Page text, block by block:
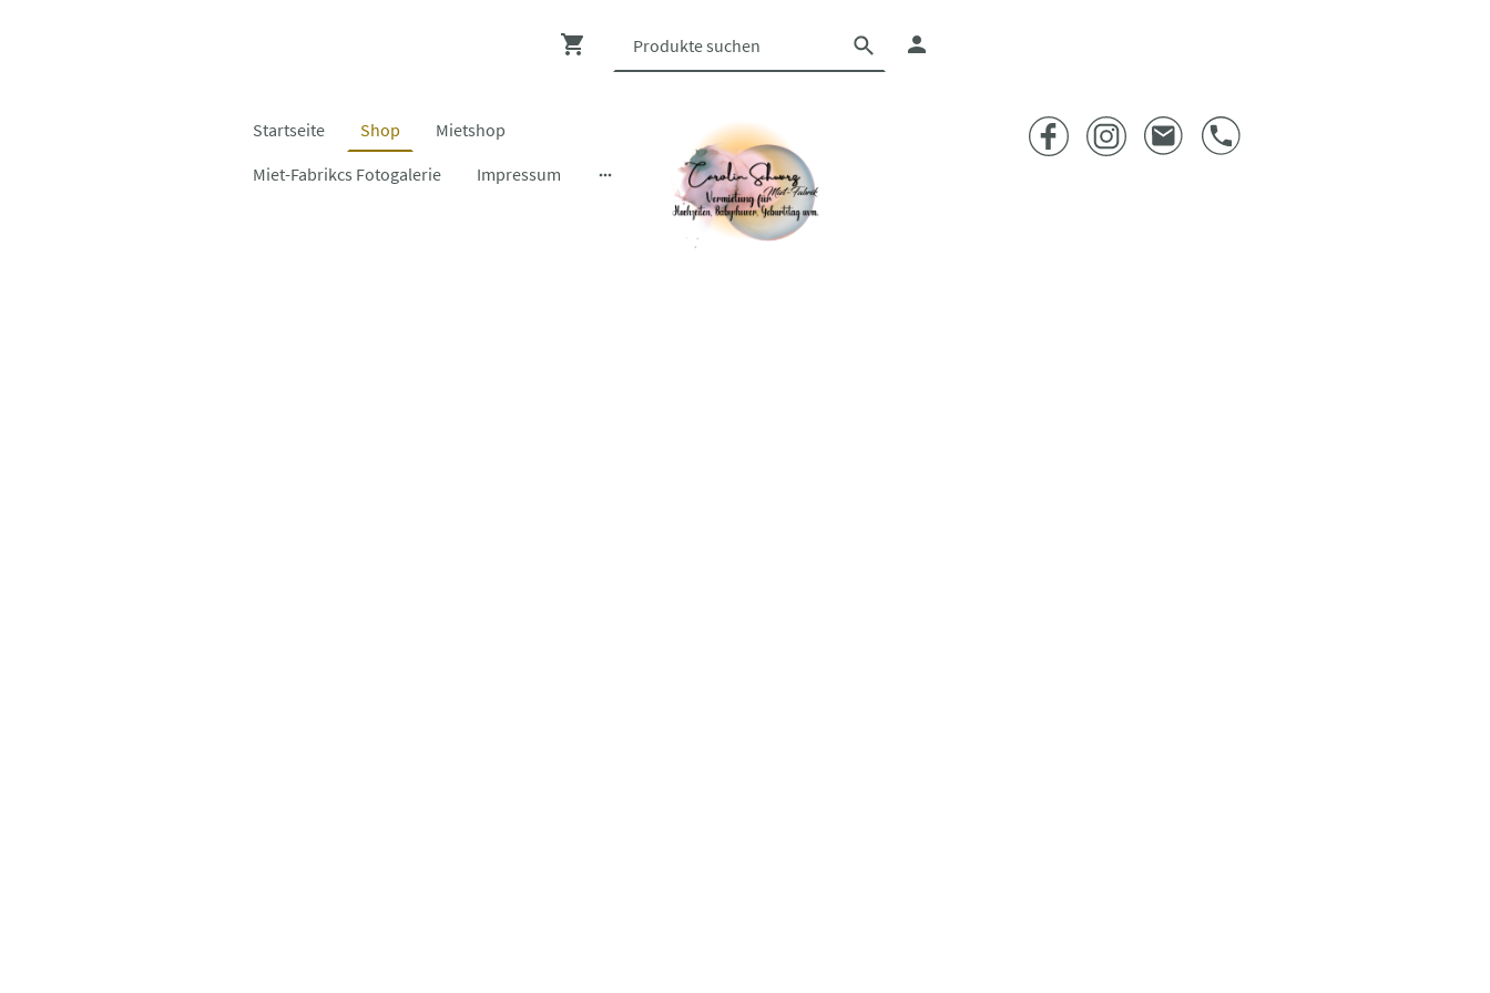
Startseite Shop
Mietshop
Miet-Fabrikcs Fotogalerie
Impressum